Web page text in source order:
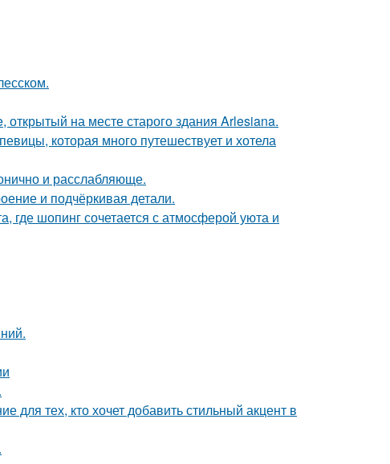
на месте старого здания Arlesiana.
которая много путешествует и хотела
и расслабляюще.
и подчёркивая детали.
где шопинг сочетается с атмосферой уюта и
для тех, кто хочет добавить стильный акцент в